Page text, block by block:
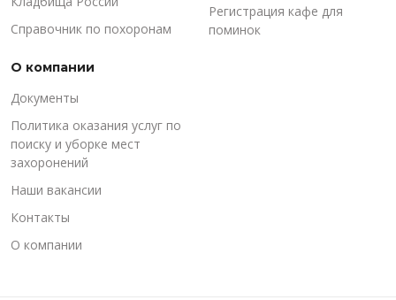
Справочник по похоронам
Регистрация кафе для
поминок
О компании
Документы
Политика оказания услуг по
поиску и уборке мест
захоронений
Наши вакансии
Контакты
О компании